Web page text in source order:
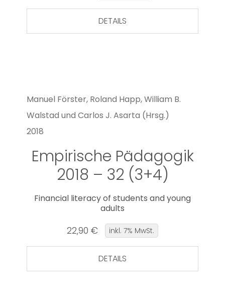
DETAILS
Manuel Förster, Roland Happ, William B.
Walstad und Carlos J. Asarta (Hrsg.)
2018
Empirische Pädagogik
2018 – 32 (3+4)
Financial literacy of students and young
adults
22,90 € inkl. 7% MwSt.
DETAILS